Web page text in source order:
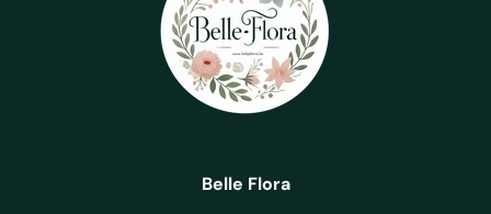
Belle Flora